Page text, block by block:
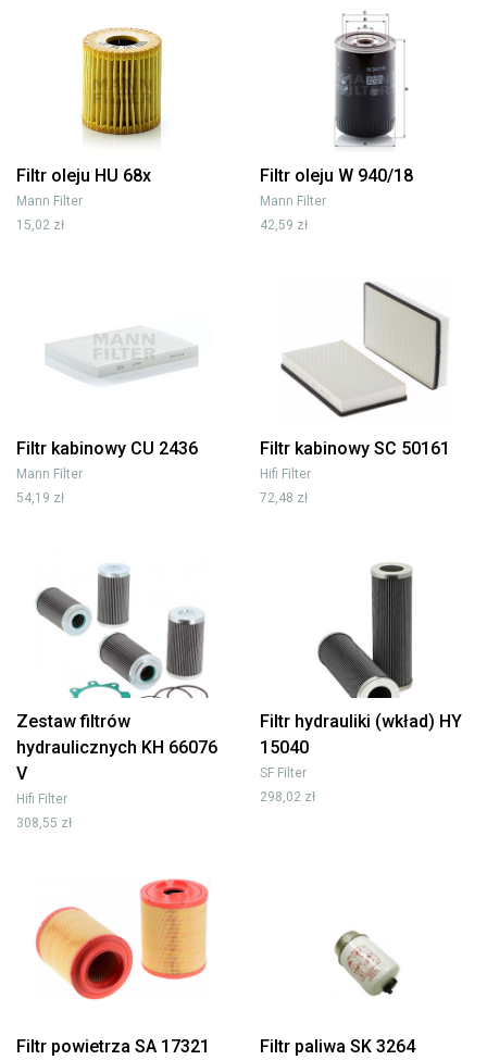
Filtr oleju HU 68x
Mann Filter
15,02 zł
Filtr oleju W 940/18
Mann Filter
42,59 zł
Filtr kabinowy CU 2436
Mann Filter
54,19 zł
Filtr kabinowy SC 50161
Hifi Filter
72,48 zł
Zestaw filtrów
hydraulicznych KH 66076
V
Hifi Filter
308,55 zł
Filtr hydrauliki (wkład) HY
15040
SF Filter
298,02 zł
Filtr powietrza SA 17321 Filtr paliwa SK 3264